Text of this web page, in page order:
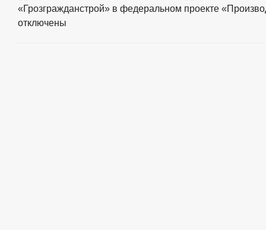
«Грозгражданстрой» в федеральном проекте
отключены